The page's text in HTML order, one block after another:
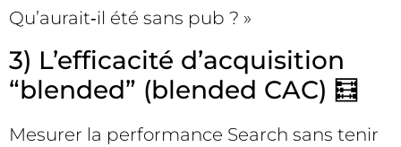
Qu’aurait‑il été sans pub ? »
3) L’efficacité d’acquisition
“blended” (blended CAC) 🧮
Mesurer la performance Search sans tenir